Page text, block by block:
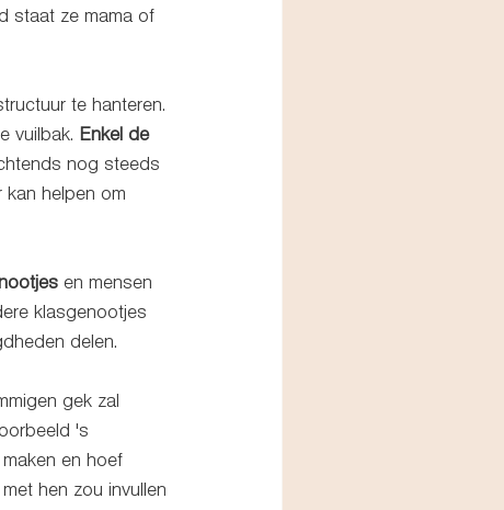
staat ze mama of
te hanteren.
vuilbak. Enkel de
nog steeds
helpen om
en mensen
klasgenootjes
delen.
gek zal
's
en hoef
hen zou invullen